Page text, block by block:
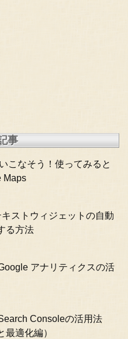
事
こなそう！使ってみると
Maps
ストウィジェットの自動
る方法
アナリティクスの活
Consoleの活用法
最適化編）